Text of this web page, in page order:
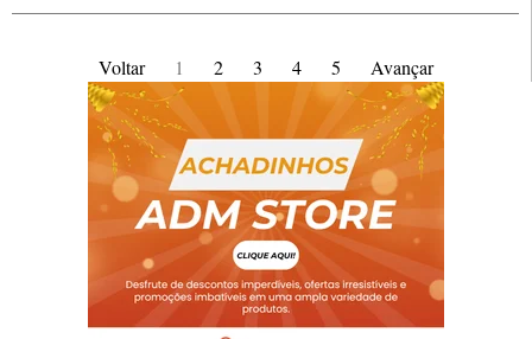
Voltar 1 2 3 4 5 Avançar